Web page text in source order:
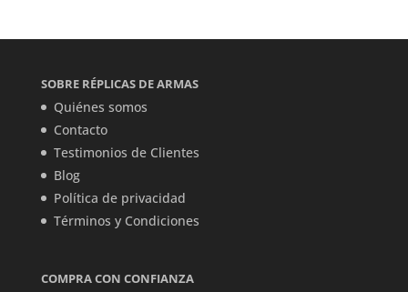
SOBRE RÉPLICAS DE ARMAS
Quiénes somos
Contacto
Testimonios de Clientes
Blog
Política de privacidad
Términos y Condiciones
COMPRA CON CONFIANZA